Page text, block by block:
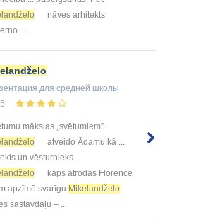
nāves arhitekts
...
для средней школы
mākslas „svētumiem”.
atveido Ādamu kā ...
un vēsturnieks.
kaps atrodas Florencē
apzīmē svarīgu Mikelandželo
sastāvdaļu – ...